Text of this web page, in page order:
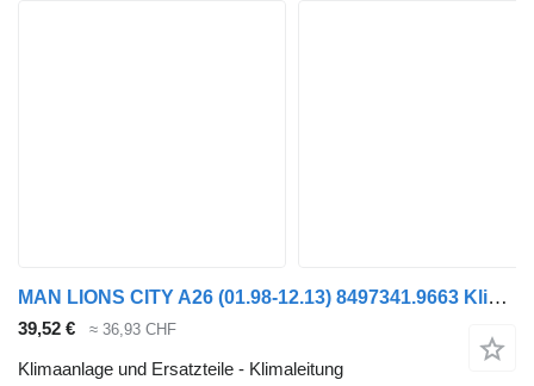
MAN LIONS CITY A26 (01.98-12.13) 8497341.9663 Klimaleitung für MAN Lion's bus (1991-)
39,52 € ≈ 36,93 CHF
Klimaanlage und Ersatzteile - Klimaleitung